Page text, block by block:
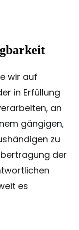
wir auf
in Erfüllung
an
gängigen,
zu
der
es